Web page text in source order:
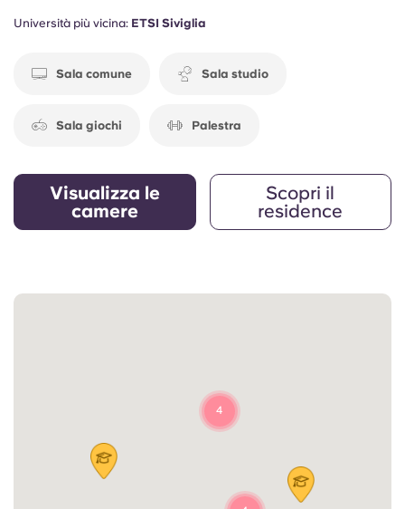
Alloggi per Studenti Europa e nel Regno Unito.
Università più vicina: ETSI Siviglia
Sala comune Sala studio
Sala giochi Palestra
Visualizza le
camere
Scopri il
residence
4